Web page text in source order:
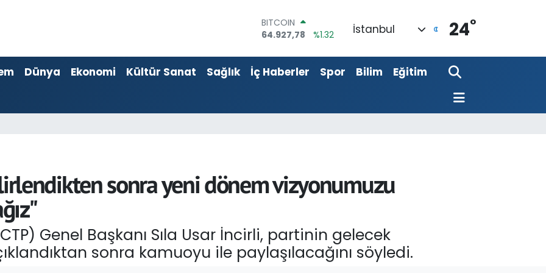
DOLAR
47,5894
%0.08
55,0398
%-0.02
STERLİN
İstanbul 24°
Dünya Ekonomi Kültür Sanat Sağlık İç Haberler Spor Bilim
Eğitim
sonra yeni dönem vizyonumuzu
Genel Başkanı Sıla Usar İncirli, partinin gelecek
sonra kamuoyu ile paylaşılacağını söyledi.